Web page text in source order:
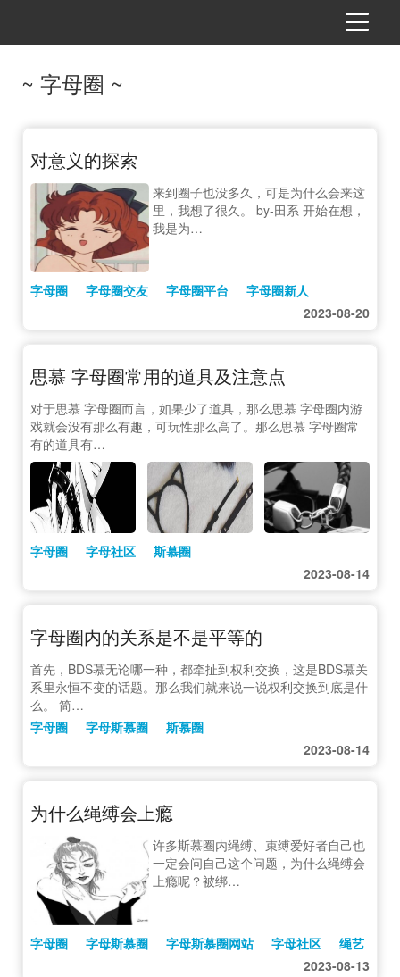
~ 字母圈 ~
对意义的探索
来到圈子也没多久，可是为什么会来这
里，我想了很久。 by-田系 开始在想，
我是为…
字母圈 字母圈交友 字母圈平台
字母圈新人
2023-08-20
思慕 字母圈常用的道具及注意点
对于思慕 字母圈而言，如果少了道具，那么思慕 字母圈内游
戏就会没有那么有趣，可玩性那么高了。那么思慕 字母圈常
有的道具有…
字母圈 字母社区
斯慕圈
2023-08-14
字母圈内的关系是不是平等的
首先，BDS慕无论哪一种，都牵扯到权利交换，这是BDS慕关
系里永恒不变的话题。那么我们就来说一说权利交换到底是什
么。 简…
字母圈
字母斯慕圈
斯慕圈
2023-08-14
为什么绳缚会上瘾
许多斯慕圈内绳缚、束缚爱好者自己也
一定会问自己这个问题，为什么绳缚会
上瘾呢？被绑…
字母圈 字母斯慕圈 字母斯慕圈网站 字母社区
绳艺
2023-08-13